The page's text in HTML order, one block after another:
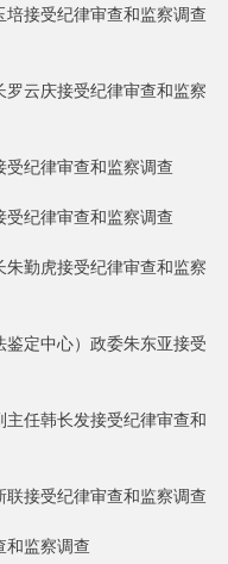
接受纪律审查和监察调查
云庆接受纪律审查和监察
纪律审查和监察调查
纪律审查和监察调查
勤虎接受纪律审查和监察
定中心）政委朱东亚接受
任韩长发接受纪律审查和
接受纪律审查和监察调查
和监察调查